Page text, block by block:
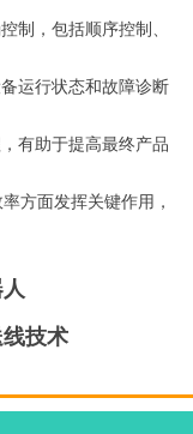
制，包括顺序控制、
运行状态和故障诊断
有助于提高最终产品
方面发挥关键作用，
技术